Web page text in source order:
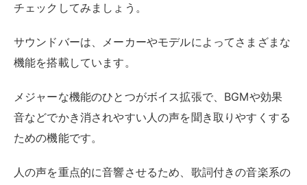
チェックしてみましょう。
サウンドバーは、メーカーやモデルによってさまざまな
機能を搭載しています。
メジャーな機能のひとつがボイス拡張で、BGMや効果
音などでかき消されやすい人の声を聞き取りやすくする
ための機能です。
人の声を重点的に音響させるため、歌詞付きの音楽系の